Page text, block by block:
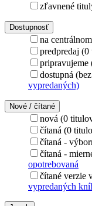
zľavnené
Dostupnosť
na
predpredaj
pripravujeme
dostupná
vypredaných)
Nové / čítané
nová (0
čítaná (0
čítaná -
čítaná -
opotrebovaná
čítané verzie
vypredaných